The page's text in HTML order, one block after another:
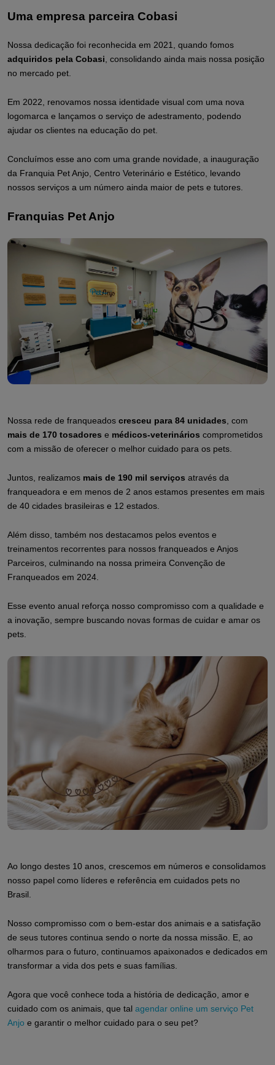
Uma empresa parceira Cobasi
Nossa dedicação foi reconhecida em 2021, quando fomos
adquiridos pela Cobasi , consolidando ainda mais nossa posição
no mercado pet.
Em 2022, renovamos nossa identidade visual com uma nova
logomarca e lançamos o serviço de adestramento, podendo
ajudar os clientes na educação do pet.
Concluímos esse ano com uma grande novidade, a inauguração
da Franquia Pet Anjo, Centro Veterinário e Estético, levando
nossos serviços a um número ainda maior de pets e tutores.
Franquias Pet Anjo
Nossa rede de franqueados cresceu para 84 unidades, com
mais de 170 tosadores e médicos-veterinários comprometidos
com a missão de oferecer o melhor cuidado para os pets.
Juntos, realizamos mais de 190 mil serviços através da
franqueadora e em menos de 2 anos estamos presentes em mais
de 40 cidades brasileiras e 12 estados.
Além disso, também nos destacamos pelos eventos e
treinamentos recorrentes para nossos franqueados e Anjos
Parceiros, culminando na nossa primeira Convenção de
Franqueados em 2024.
Esse evento anual reforça nosso compromisso com a qualidade e
a inovação, sempre buscando novas formas de cuidar e amar os
pets.
Ao longo destes 10 anos, crescemos em números e consolidamos
nosso papel como líderes e referência em cuidados pets no
Brasil.
Nosso compromisso com o bem-estar dos animais e a satisfação
de seus tutores continua sendo o norte da nossa missão. E, ao
olharmos para o futuro, continuamos apaixonados e dedicados em
transformar a vida dos pets e suas famílias.
Agora que você conhece toda a história de dedicação, amor e
cuidado com os animais, que tal agendar online um serviço Pet
Anjo e garantir o melhor cuidado para o seu pet?